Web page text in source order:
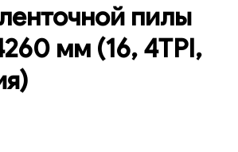
пилы
мм (16, 4TPI,